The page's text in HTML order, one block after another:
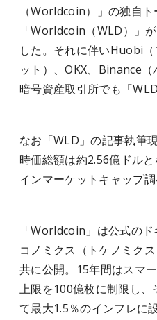
（Worldcoin）」の独自ト
「Worldcoin（WLD）」
した。それに伴いHuobi
ット）、OKX、Binance
暗号資産取引所でも「
なお「WLD」の記事執筆
時価総額は約2.56億ドル
インマーケットキャップ調
「Worldcoin」は公式の
コノミクス（トケノミク
共に公開。15年間はスマ
上限を100億枚に制限し、
て最大1.5％のインフレに